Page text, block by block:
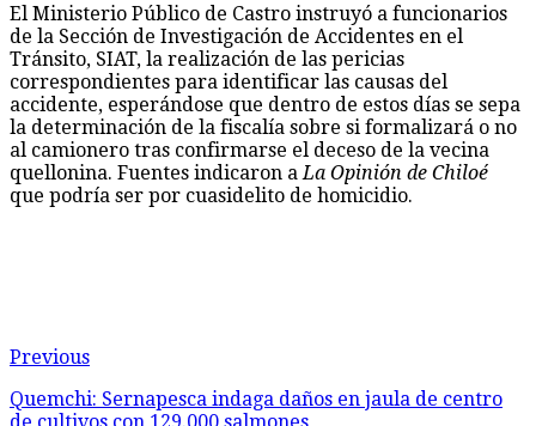
El Ministerio Público de Castro instruyó a funcionarios
de la Sección de Investigación de Accidentes en el
Tránsito, SIAT, la realización de las pericias
correspondientes para identificar las causas del
accidente, esperándose que dentro de estos días se sepa
la determinación de la fiscalía sobre si formalizará o no
al camionero tras confirmarse el deceso de la vecina
quellonina. Fuentes indicaron aLa Opinión de Chiloé
que podría ser por cuasidelito de homicidio.
Previous
Quemchi: Sernapesca indaga daños en jaula de centro